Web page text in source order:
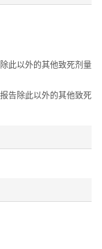
此以外的其他致死剂量
告除此以外的其他致死